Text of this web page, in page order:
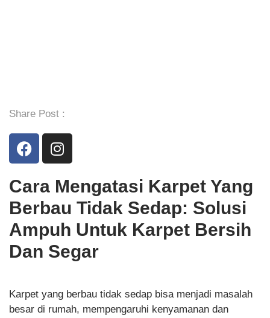
Share Post :
Cara Mengatasi Karpet Yang
Berbau Tidak Sedap: Solusi
Ampuh Untuk Karpet Bersih
Dan Segar
Karpet yang berbau tidak sedap bisa menjadi masalah
besar di rumah, mempengaruhi kenyamanan dan